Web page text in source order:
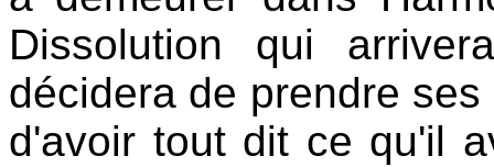
Dissolution qui
décidera de prendre
d'avoir tout dit ce qu'il